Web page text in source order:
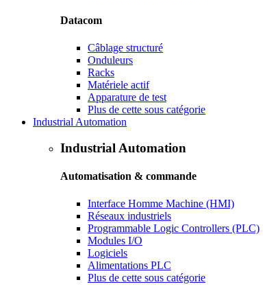
Datacom
Câblage structuré
Onduleurs
Racks
Matériele actif
Apparature de test
Plus de cette sous catégorie
Industrial Automation
Industrial Automation
Automatisation & commande
Interface Homme Machine (HMI)
Réseaux industriels
Programmable Logic Controllers (PLC)
Modules I/O
Logiciels
Alimentations PLC
Plus de cette sous catégorie